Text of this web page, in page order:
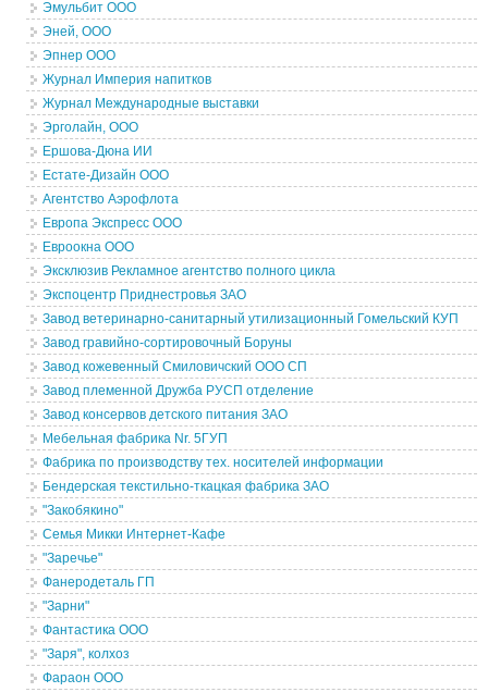
Эмульбит ООО
Эней, ООО
Эпнер ООО
Журнал Империя напитков
Журнал Международные выставки
Эрголайн, ООО
Ершова-Дюна ИИ
Естате-Дизайн ООО
Агентство Аэрофлота
Европа Экспресс ООО
Евроокна ООО
Эксклюзив Рекламное агентство полного цикла
Экспоцентр Приднестровья ЗАО
Завод ветеринарно-санитарный утилизационный Гомельский КУП
Завод гравийно-сортировочный Боруны
Завод кожевенный Смиловичский ООО СП
Завод племенной Дружба РУСП отделение
Завод консервов детского питания ЗАО
Мебельная фабрика Nr. 5ГУП
Фабрика по производству тех. носителей информации
Бендерская текстильно-ткацкая фабрика ЗАО
"Закобякино"
Семья Микки Интернет-Кафе
"Заречье"
Фанеродеталь ГП
"Зарни"
Фантастика ООО
"Заря", колхоз
Фараон ООО